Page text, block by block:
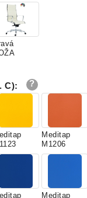
C):
Meditap
M1206
Meditap